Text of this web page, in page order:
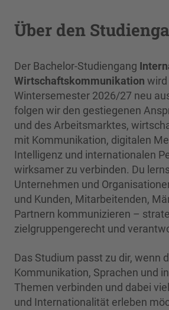
Über den
Der Bachelor-Studiengang
Wirtschaftskommunikation wird
Wintersemester 2026/27 neu
folgen wir den gestiegenen
und des Arbeitsmarktes,
mit Kommunikation, digitalen
Intelligenz und internationalen
wirksamer zu verbinden. Du
Unternehmen und
und Kunden, Mitarbeitenden,
Partnern kommunizieren –
zielgruppengerecht und
Das Studium passt zu dir, wenn
Kommunikation, Sprachen und
Themen verbinden und dabei
und Internationalität erleben